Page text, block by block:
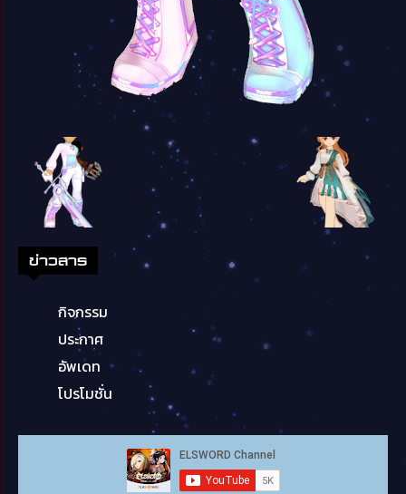
ข่าวสาร
กิจกรรม
ประกาศ
อัพเดท
โปรโมชั่น